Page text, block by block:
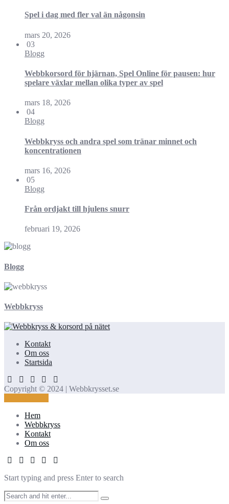
Spel i dag med fler val än någonsin
mars 20, 2026
03
Blogg
Webbkorsord för hjärnan, Spel Online för pausen: hur
spelare växlar mellan olika typer av spel
mars 18, 2026
04
Blogg
Webbkryss och andra spel som tränar minnet och
koncentrationen
mars 16, 2026
05
Blogg
Från ordjakt till hjulens snurr
februari 19, 2026
Blogg
Webbkryss
Kontakt
Om oss
Startsida
Copyright © 2024 | Webbkrysset.se
Hem
Webbkryss
Kontakt
Om oss
Start typing and press Enter to search